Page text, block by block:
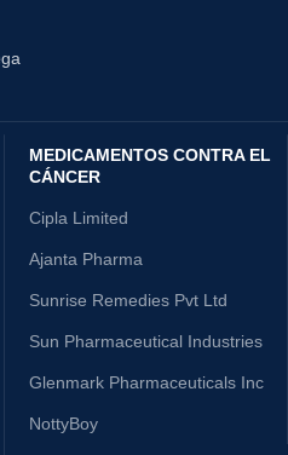
MEDICAMENTOS CONTRA EL
CÁNCER
Cipla Limited
Ajanta Pharma
Sunrise Remedies Pvt Ltd
Sun Pharmaceutical Industries
Glenmark Pharmaceuticals Inc
NottyBoy